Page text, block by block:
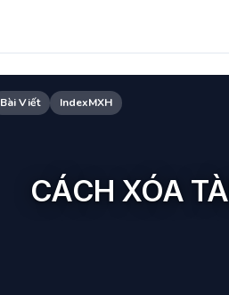
Bài Viết IndexMXH
CÁCH XÓA